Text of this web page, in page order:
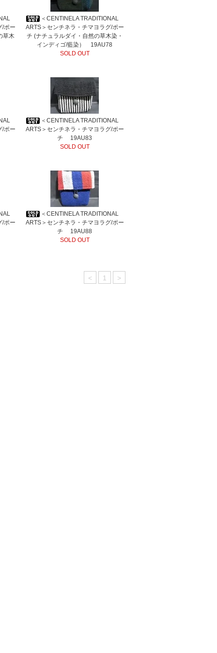
/ポー
草木
＜CENTINELA TRADITIONAL
ARTS＞センチネラ・チマヨラグ/ポー
チ (ナチュラルダイ・自然の草木染・
インディゴ/藍染） 19AU78
SOLD OUT
/ポー
＜CENTINELA TRADITIONAL
ARTS＞センチネラ・チマヨラグ/ポー
チ 19AU83
SOLD OUT
/ポー
＜CENTINELA TRADITIONAL
ARTS＞センチネラ・チマヨラグ/ポー
チ 19AU88
SOLD OUT
< 1 >